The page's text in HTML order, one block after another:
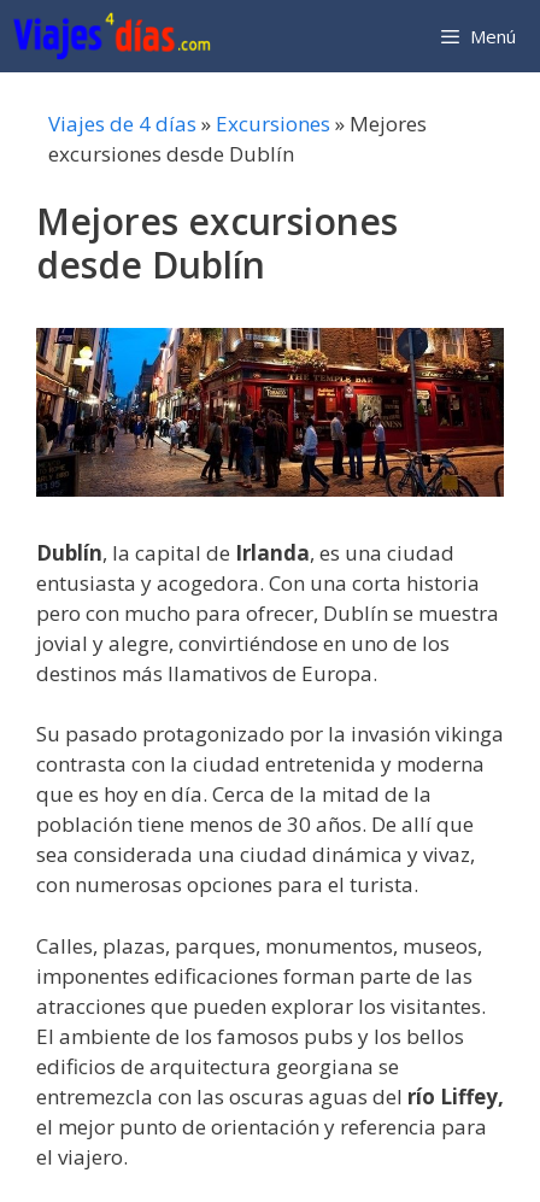
Saltar
al
contenido
Menú
Viajes de 4 días » Excursiones » Mejores
excursiones desde Dublín
Mejores excursiones
desde Dublín
Dublín, la capital de Irlanda, es una ciudad
entusiasta y acogedora. Con una corta historia
pero con mucho para ofrecer, Dublín se muestra
jovial y alegre, convirtiéndose en uno de los
destinos más llamativos de Europa.
Su pasado protagonizado por la invasión vikinga
contrasta con la ciudad entretenida y moderna
que es hoy en día. Cerca de la mitad de la
población tiene menos de 30 años. De allí que
sea considerada una ciudad dinámica y vivaz,
con numerosas opciones para el turista.
Calles, plazas, parques, monumentos, museos,
imponentes edificaciones forman parte de las
atracciones que pueden explorar los visitantes.
El ambiente de los famosos pubs y los bellos
edificios de arquitectura georgiana se
entremezcla con las oscuras aguas del río Liffey,
el mejor punto de orientación y referencia para
el viajero.